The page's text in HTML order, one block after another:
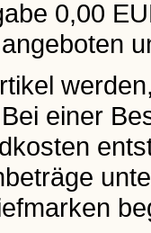
0,00
einer